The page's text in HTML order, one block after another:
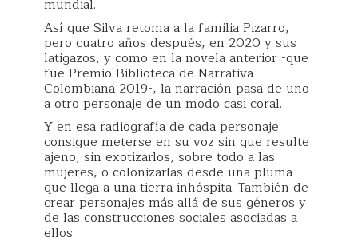
mundial.
Así que Silva retoma a la familia Pizarro,
pero cuatro años después, en 2020 y sus
latigazos, y como en la novela anterior -que
fue Premio Biblioteca de Narrativa
Colombiana 2019-, la narración pasa de uno
a otro personaje de un modo casi coral.
Y en esa radiografía de cada personaje
consigue meterse en su voz sin que resulte
ajeno, sin exotizarlos, sobre todo a las
mujeres, o colonizarlas desde una pluma
que llega a una tierra inhóspita. También de
crear personajes más allá de sus géneros y
de las construcciones sociales asociadas a
ellos.